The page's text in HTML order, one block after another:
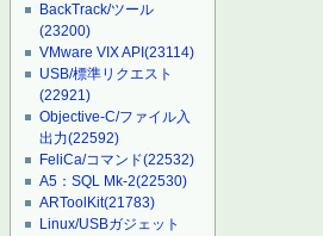
BackTrack/ツール
(23200)
VMware VIX API(23114)
USB/標準リクエスト
(22921)
Objective-C/ファイル入
出力(22592)
FeliCa/コマンド(22532)
A5：SQL Mk-2(22530)
ARToolKit(21783)
Linux/USBガジェット